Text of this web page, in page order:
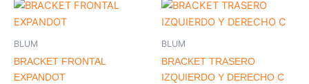
BLUM
BRACKET FRONTAL
EXPANDOT
BLUM
BRACKET TRASERO
IZQUIERDO Y DERECHO C